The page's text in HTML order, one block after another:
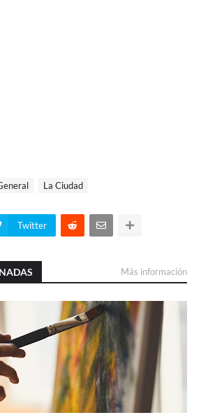
La Ciudad
Twitter
Más información